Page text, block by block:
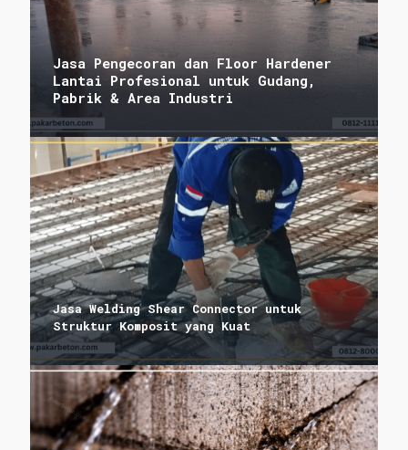
Jasa Pengecoran dan Floor Hardener
Lantai Profesional untuk Gudang,
Pabrik & Area Industri
Jasa Welding Shear Connector untuk
Struktur Komposit yang Kuat